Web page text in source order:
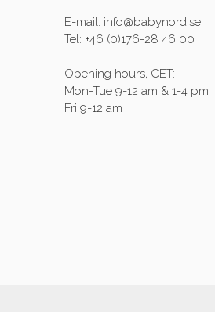
E-mail: info@babynord.se
Tel: +46 (0)176-28 46 00
Opening hours, CET:
Mon-Tue 9-12 am & 1-4 pm
Fri 9-12 am